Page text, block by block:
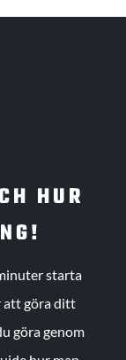
HUR
starta
att göra ditt
göra genom